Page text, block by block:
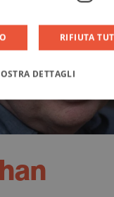
RIFIUTA
DETTAGLI